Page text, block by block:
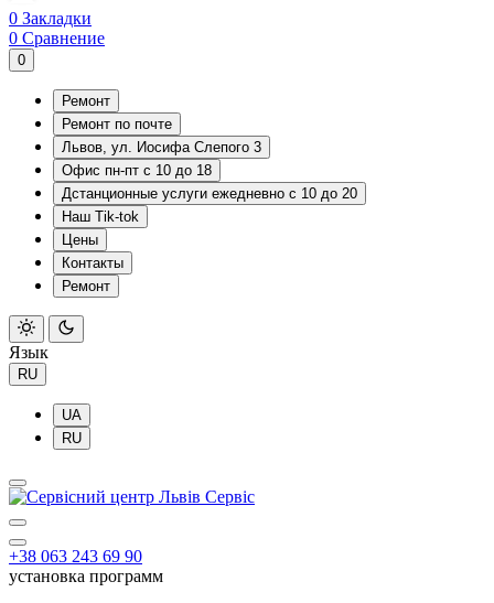
0 Закладки
0 Сравнение
0
Ремонт
Ремонт по почте
Львов, ул. Иосифа Слепого 3
Офис пн-пт с 10 до 18
Дстанционные услуги ежедневно с 10 до 20
Наш Tik-tok
Цены
Контакты
Ремонт
Язык
RU
UA
RU
+38 063 243 69 90
установка программ